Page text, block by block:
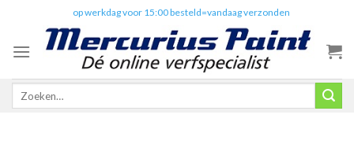
content
op werkdag voor 15:00 besteld=vandaag verzonden
Zoeken